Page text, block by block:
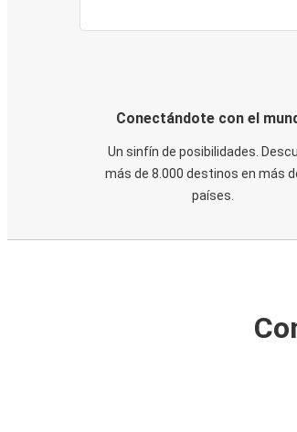
Conectándote con el
Un sinfín de posibilidades.
más de 8.000 destinos en más
países.